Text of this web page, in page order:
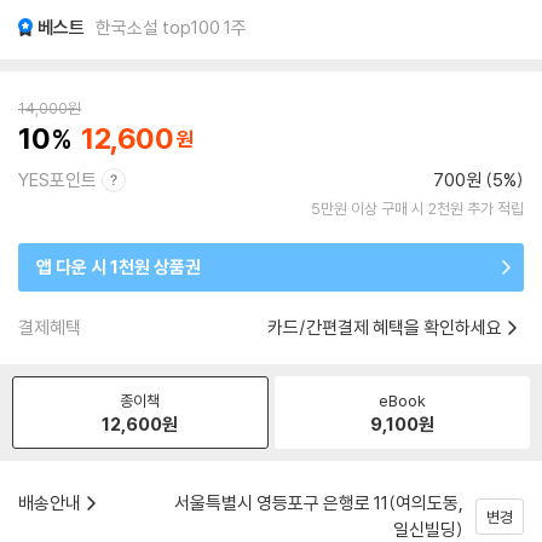
베스트 한국소설 top100 1주
14,000원
10 12,600
YES포인트 700원 (5%)
5만원 이상 구매 시 2천원 추가 적립
앱 다운 시 1천원 상품권
결제혜택 카드/간편결제 혜택을 확인하세요
종이책
12,600원
eBook
9,100원
배송안내
서울특별시 영등포구 은행로 11(여의도동,
일신빌딩)
변경